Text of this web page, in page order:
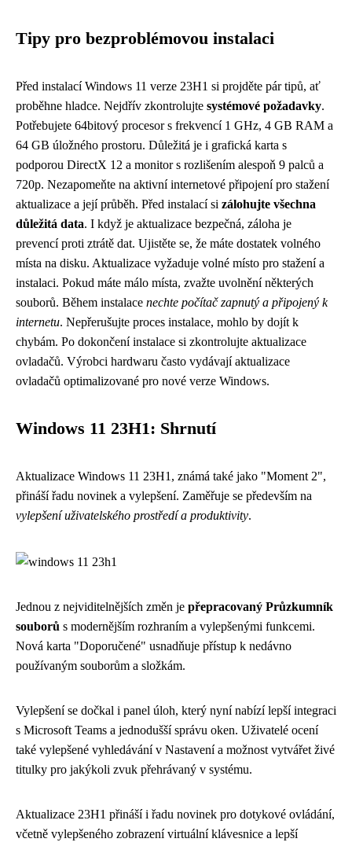
Tipy pro bezproblémovou instalaci
Před instalací Windows 11 verze 23H1 si projděte pár tipů, ať
proběhne hladce. Nejdřív zkontrolujte systémové požadavky.
Potřebujete 64bitový procesor s frekvencí 1 GHz, 4 GB RAM a
64 GB úložného prostoru. Důležitá je i grafická karta s
podporou DirectX 12 a monitor s rozlišením alespoň 9 palců a
720p. Nezapomeňte na aktivní internetové připojení pro stažení
aktualizace a její průběh. Před instalací si zálohujte všechna
důležitá data. I když je aktualizace bezpečná, záloha je
prevencí proti ztrátě dat. Ujistěte se, že máte dostatek volného
místa na disku. Aktualizace vyžaduje volné místo pro stažení a
instalaci. Pokud máte málo místa, zvažte uvolnění některých
souborů. Během instalace nechte počítač zapnutý a připojený k
internetu. Nepřerušujte proces instalace, mohlo by dojít k
chybám. Po dokončení instalace si zkontrolujte aktualizace
ovladačů. Výrobci hardwaru často vydávají aktualizace
ovladačů optimalizované pro nové verze Windows.
Windows 11 23H1: Shrnutí
Aktualizace Windows 11 23H1, známá také jako "Moment 2",
přináší řadu novinek a vylepšení. Zaměřuje se především na
vylepšení uživatelského prostředí a produktivity.
Jednou z nejviditelnějších změn je přepracovaný Průzkumník
souborů s modernějším rozhraním a vylepšenými funkcemi.
Nová karta "Doporučené" usnadňuje přístup k nedávno
používaným souborům a složkám.
Vylepšení se dočkal i panel úloh, který nyní nabízí lepší integraci
s Microsoft Teams a jednodušší správu oken. Uživatelé ocení
také vylepšené vyhledávání v Nastavení a možnost vytvářet živé
titulky pro jakýkoli zvuk přehrávaný v systému.
Aktualizace 23H1 přináší i řadu novinek pro dotykové ovládání,
včetně vylepšeného zobrazení virtuální klávesnice a lepší